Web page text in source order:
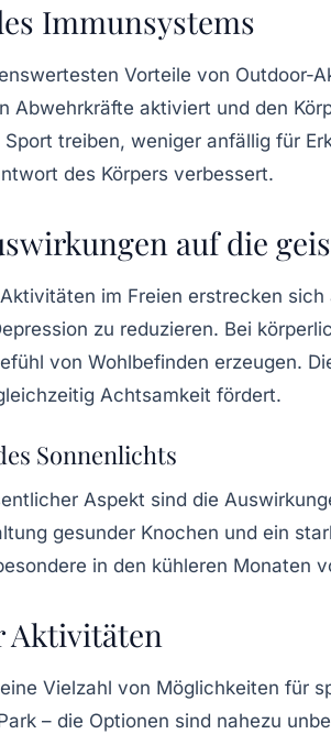
Immunsystems
Vorteile von Outdoor-
Abwehrkräfte aktiviert und den
treiben, weniger anfällig für
des Körpers verbessert.
auf die
im Freien erstrecken
zu reduzieren. Bei
von Wohlbefinden erzeugen.
Achtsamkeit fördert.
Sonnenlichts
Aspekt sind die
gesunder Knochen und ein
in den kühleren Monaten
Aktivitäten
Vielzahl von Möglichkeiten für
– die Optionen sind nahezu